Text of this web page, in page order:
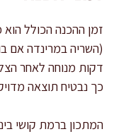
דקות מנוחה לאחר
כך נבטיח תוצאה
המתכון ברמת קושי